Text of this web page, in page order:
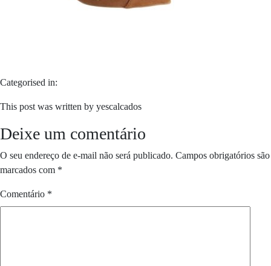
Categorised in:
This post was written by yescalcados
Deixe um comentário
O seu endereço de e-mail não será publicado. Campos obrigatórios são
marcados com *
Comentário *